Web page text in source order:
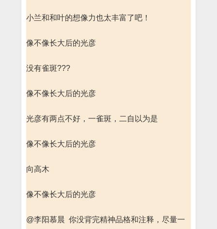
小兰和和叶的想像力也太丰富了吧！
像不像长大后的光彦
没有雀斑???
像不像长大后的光彦
光彦有两点不好，一雀斑，二自以为是
像不像长大后的光彦
向高木
像不像长大后的光彦
@李阳慕晨 你没背完精神品格和注释，尽量一